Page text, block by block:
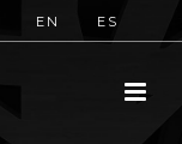
EN ES